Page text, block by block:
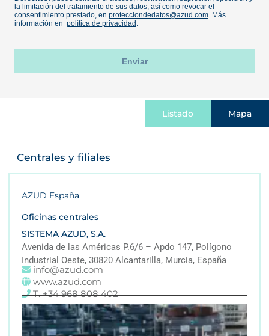
Listado Mapa
Centrales y filiales
AZUD España
Oficinas centrales
SISTEMA AZUD, S.A.
Avenida de las Américas P.6/6 – Apdo 147, Polígono
Industrial Oeste, 30820 Alcantarilla, Murcia, España
info@azud.com
www.azud.com
T. +34 968 808 402